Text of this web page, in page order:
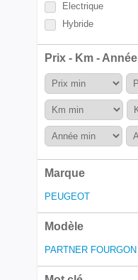
Electrique
Hybride
Prix - Km - Année
Marque
PEUGEOT
Modèle
PARTNER FOURGON